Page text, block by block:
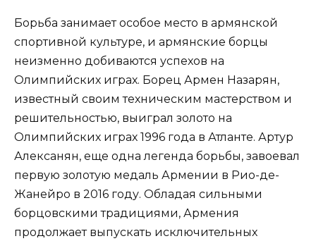
Борьба занимает особое место в армянской
спортивной культуре, и армянские борцы
неизменно добиваются успехов на
Олимпийских играх. Борец Армен Назарян,
известный своим техническим мастерством и
решительностью, выиграл золото на
Олимпийских играх 1996 года в Атланте. Артур
Алексанян, еще одна легенда борьбы, завоевал
первую золотую медаль Армении в Рио-де-
Жанейро в 2016 году. Обладая сильными
борцовскими традициями, Армения
продолжает выпускать исключительных